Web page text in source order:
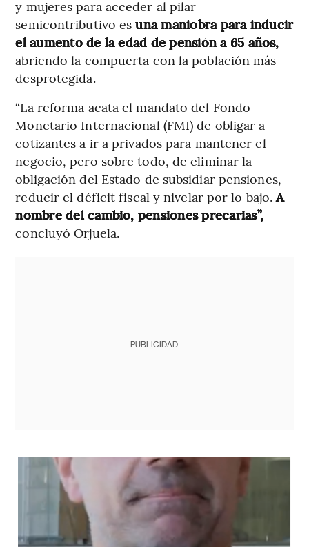
y mujeres para acceder al pilar
semicontributivo esuna maniobra para inducir
el aumento de la edad de pensión a 65 años,
abriendo la compuerta con la población más
desprotegida.
“La reforma acata el mandato del Fondo
Monetario Internacional (FMI) de obligar a
cotizantes a ir a privados para mantener el
negocio, pero sobre todo, de eliminar la
obligación del Estado de subsidiar pensiones,
reducir el déficit fiscal y nivelar por lo bajo.A
nombre del cambio, pensiones precarias”,
concluyó Orjuela.
PUBLICIDAD